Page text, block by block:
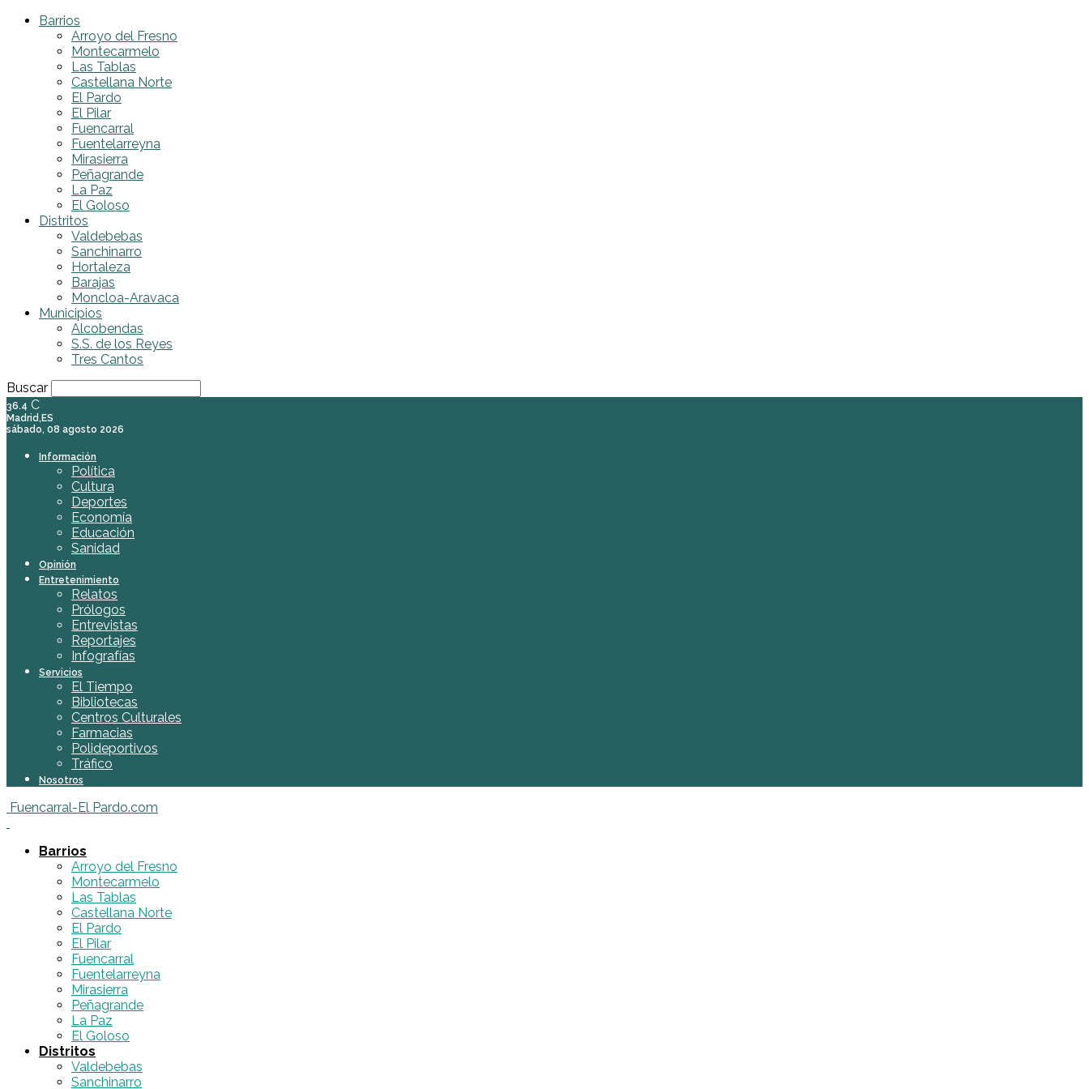
Barrios
Arroyo del Fresno
Montecarmelo
Las Tablas
Castellana Norte
El Pardo
El Pilar
Fuencarral
Fuentelarreyna
Mirasierra
Peñagrande
La Paz
El Goloso
Distritos
Valdebebas
Sanchinarro
Hortaleza
Barajas
Moncloa-Aravaca
Municipios
Alcobendas
S.S. de los Reyes
Tres Cantos
Buscar
36.4 C
Madrid,ES
sábado, 08 agosto 2026
Información
Política
Cultura
Deportes
Economía
Educación
Sanidad
Opinión
Entretenimiento
Relatos
Prólogos
Entrevistas
Reportajes
Infografías
Servicios
El Tiempo
Bibliotecas
Centros Culturales
Farmacias
Polideportivos
Tráfico
Nosotros
Fuencarral-El Pardo.com
Barrios
Arroyo del Fresno
Montecarmelo
Las Tablas
Castellana Norte
El Pardo
El Pilar
Fuencarral
Fuentelarreyna
Mirasierra
Peñagrande
La Paz
El Goloso
Distritos
Valdebebas
Sanchinarro